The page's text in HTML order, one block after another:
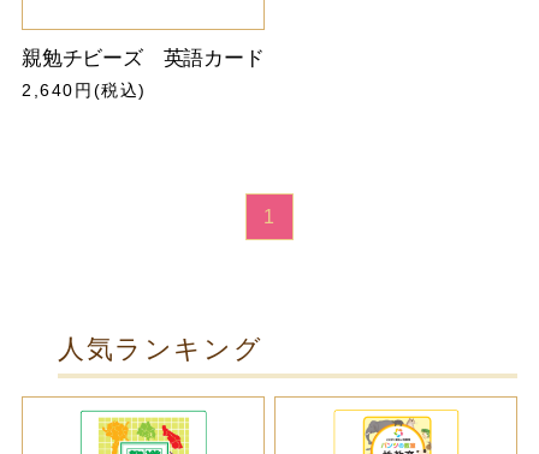
親勉チビーズ 英語カード
2,640円(税込)
1
人気ランキング